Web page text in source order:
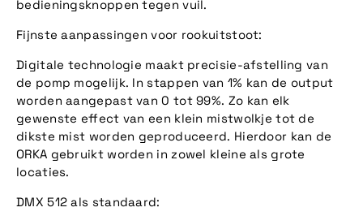
bedieningsknoppen tegen vuil.
Fijnste aanpassingen voor rookuitstoot:
Digitale technologie maakt precisie-afstelling van
de pomp mogelijk. In stappen van 1% kan de output
worden aangepast van 0 tot 99%. Zo kan elk
gewenste effect van een klein mistwolkje tot de
dikste mist worden geproduceerd. Hierdoor kan de
ORKA gebruikt worden in zowel kleine als grote
locaties.
DMX 512 als standaard: